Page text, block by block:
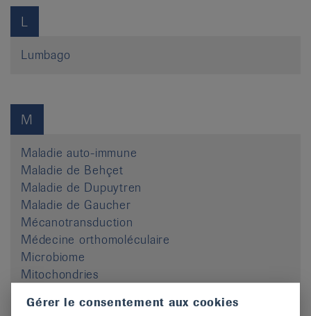
L
Lumbago
M
Maladie auto-immune
Maladie de Behçet
Maladie de Dupuytren
Maladie de Gaucher
Mécanotransduction
Médecine orthomoléculaire
Microbiome
Mitochondries
MTE
Gérer le consentement aux cookies